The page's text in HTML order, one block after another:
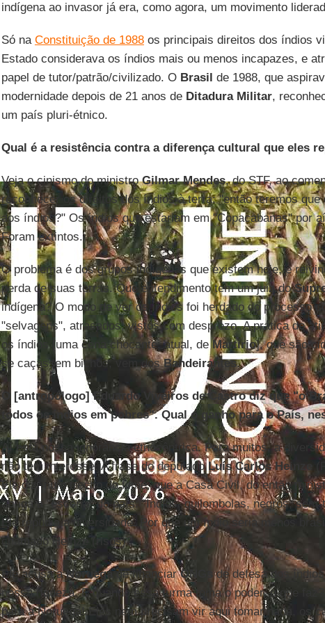
indígena ao invasor já era, como agora, um movimento
Só na Constituição de 1988os principais direitos dos índios
Estado considerava os índios mais ou menos incapazes, e
papel de tutor/patrão/civilizado. O Brasil de 1988, que
modernidade depois de 21 anos de Ditadura Militar,
um país pluri-étnico.
Qual é a resistência contra a diferença cultural que eles
Veja o cinismo do ministroGilmar Mendes, do STF, ao
reconhecer os direitos dos índios à terra: "então teremos
aos índios?" Os índios que estariam em "Copacabanas" por
Foram extintos.
O problema é dos grupos indígenas que existem hoje, e
perda de suas terras. Que entendimento tem um juiz do
indígena? O modo de ver os índios foi herdado do processo
"selvagens", atrasados, vistos com desprezo. A prática de
os índios [uma cena chocante, atual, deMartírio], que são
se caçassem bichos, vem dosBandeirantes.
O [antropólogo] Eduardo Viveiros de Castro diz que "o
todos os índios em pobres". Qual o ganho para o País,
Aí está nossa ignorância etnocêntrica. Para muitos, a
não tem interesse. A frase do deputadoLuís Carlos Heinze
Ele diz, num trecho do filme, que a Casa Civil, do então
abriga a "escória" do país: "Índios, quilombolas, negros,
Ele repudia a diversidade. Por que um índio seria menos
chamado Heinze (risos)?
Ele acusa aNoruegade financiarONGs
de defesa dos
nossa riqueza. E quando essa turma toma o poder, o que
para a Noruega! Eles nem precisam vir aqui tomar nada, os